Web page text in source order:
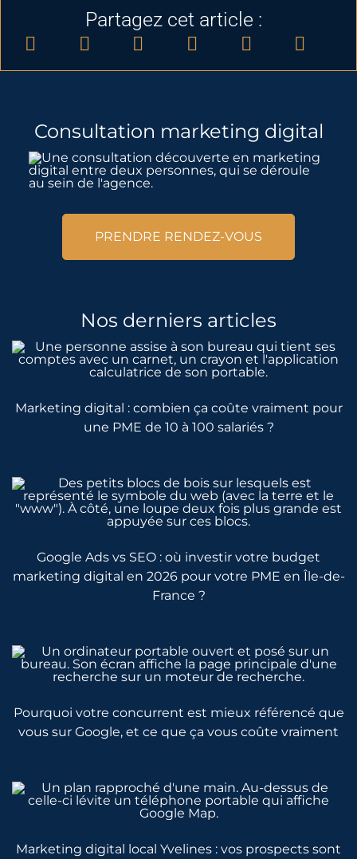
Partagez cet article :
Consultation marketing digital
PRENDRE RENDEZ-VOUS
Nos derniers articles
Marketing digital : combien ça coûte vraiment pour
une PME de 10 à 100 salariés ?
Google Ads vs SEO : où investir votre budget
marketing digital en 2026 pour votre PME en Île-de-
France ?
Pourquoi votre concurrent est mieux référencé que
vous sur Google, et ce que ça vous coûte vraiment
Marketing digital local Yvelines : vos prospects sont